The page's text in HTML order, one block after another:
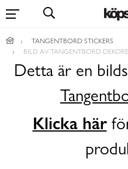
TANGENTBORD STICKERS
BILD AV TANGENTBORD
Detta är en
Klicka här